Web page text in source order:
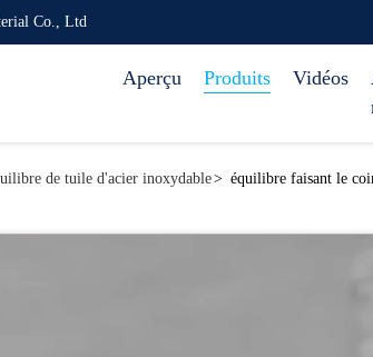
Co., Ltd
Aperçu Produits Vidéos
de tuile d'acier inoxydable> équilibre faisant le